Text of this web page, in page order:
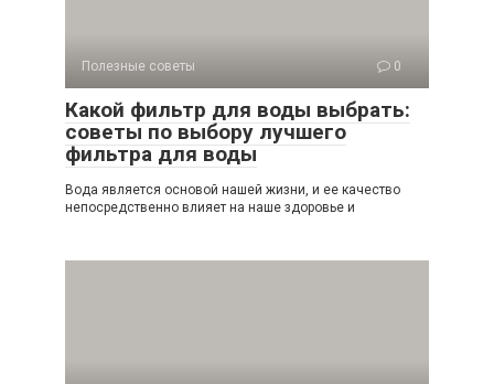
Полезные советы 0
Какой фильтр для воды выбрать:
советы по выбору лучшего
фильтра для воды
Вода является основой нашей жизни, и ее качество
непосредственно влияет на наше здоровье и